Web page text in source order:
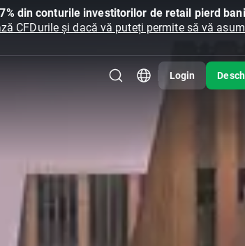
din conturile investitorilor de retail pierd
CFDurile și dacă vă puteți permite să vă
Login